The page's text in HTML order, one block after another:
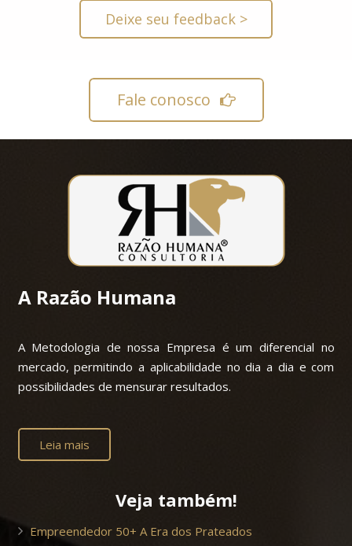
Deixe seu feedback >
Fale conosco
A Razão Humana
A Metodologia de nossa Empresa é um diferencial no
mercado, permitindo a aplicabilidade no dia a dia e com
possibilidades de mensurar resultados.
Leia mais
Veja também!
Empreendedor 50+ A Era dos Prateados